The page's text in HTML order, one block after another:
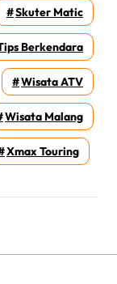
Skuter Matic
Berkendara
Wisata ATV
Wisata Malang
Xmax Touring